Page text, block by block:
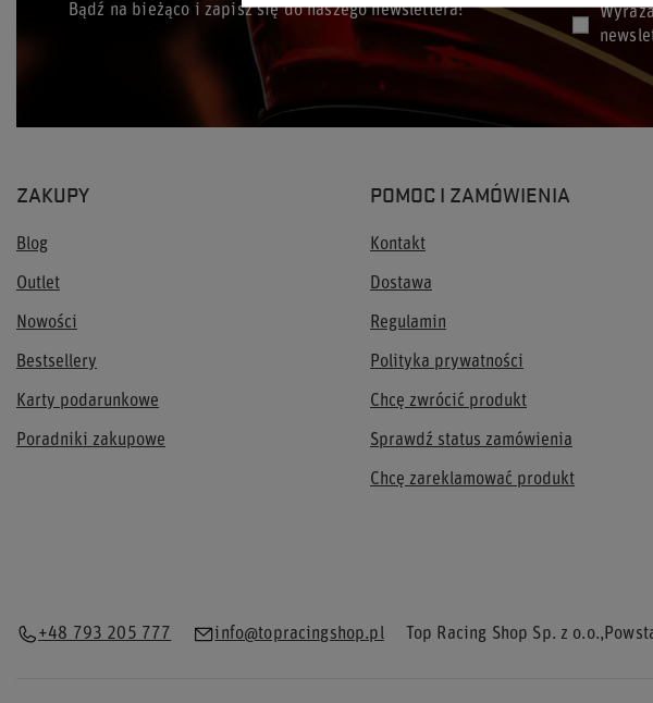
Bądź na bieżąco i zapisz się do naszego newslettera!
ZAKUPY
Blog
Outlet
Nowości
Bestsellery
Karty podarunkowe
Poradniki zakupowe
POMOC I ZAMÓWIENIA
Kontakt
Dostawa
Regulamin
Polityka prywatności
Chcę zwrócić produkt
Sprawdź status zamówienia
Chcę zareklamować produkt
+48 793 205 777 info@topracingshop.pl Top Racing Shop Sp. z o.o.,